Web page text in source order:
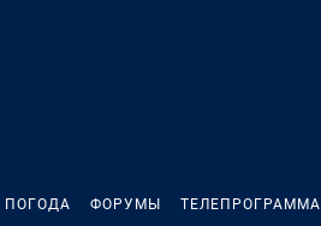
ПОГОДА ФОРУМЫ ТЕЛЕПРОГРАММА